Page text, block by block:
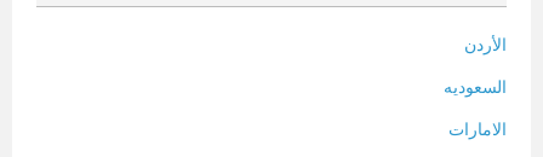
الأردن
السعوديه
الامارات